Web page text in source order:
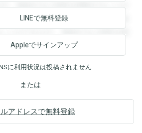
。登録すると回答を閲覧することが
答を閲覧することができます。登録
とができます。登録すると回答を閲
LINEで無料登録
Appleでサインアップ
に利用状況は投稿されません
または
アドレスで無料登録